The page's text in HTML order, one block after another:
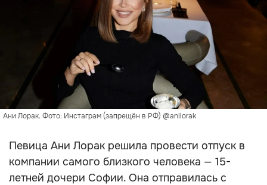
Ани Лорак. Фото: Инстаграм (запрещён в РФ) @anilorak
Певица Ани Лорак решила провести отпуск в
компании самого близкого человека — 15-
летней дочери Софии. Она отправилась с